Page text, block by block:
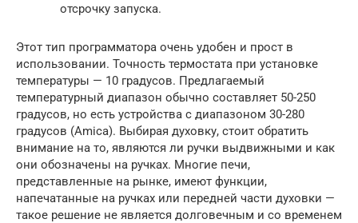
отсрочку запуска.
Этот тип программатора очень удобен и прост в
использовании. Точность термостата при установке
температуры — 10 градусов. Предлагаемый
температурный диапазон обычно составляет 50-250
градусов, но есть устройства с диапазоном 30-280
градусов (Amica). Выбирая духовку, стоит обратить
внимание на то, являются ли ручки выдвижными и как
они обозначены на ручках. Многие печи,
представленные на рынке, имеют функции,
напечатанные на ручках или передней части духовки —
такое решение не является долговечным и со временем